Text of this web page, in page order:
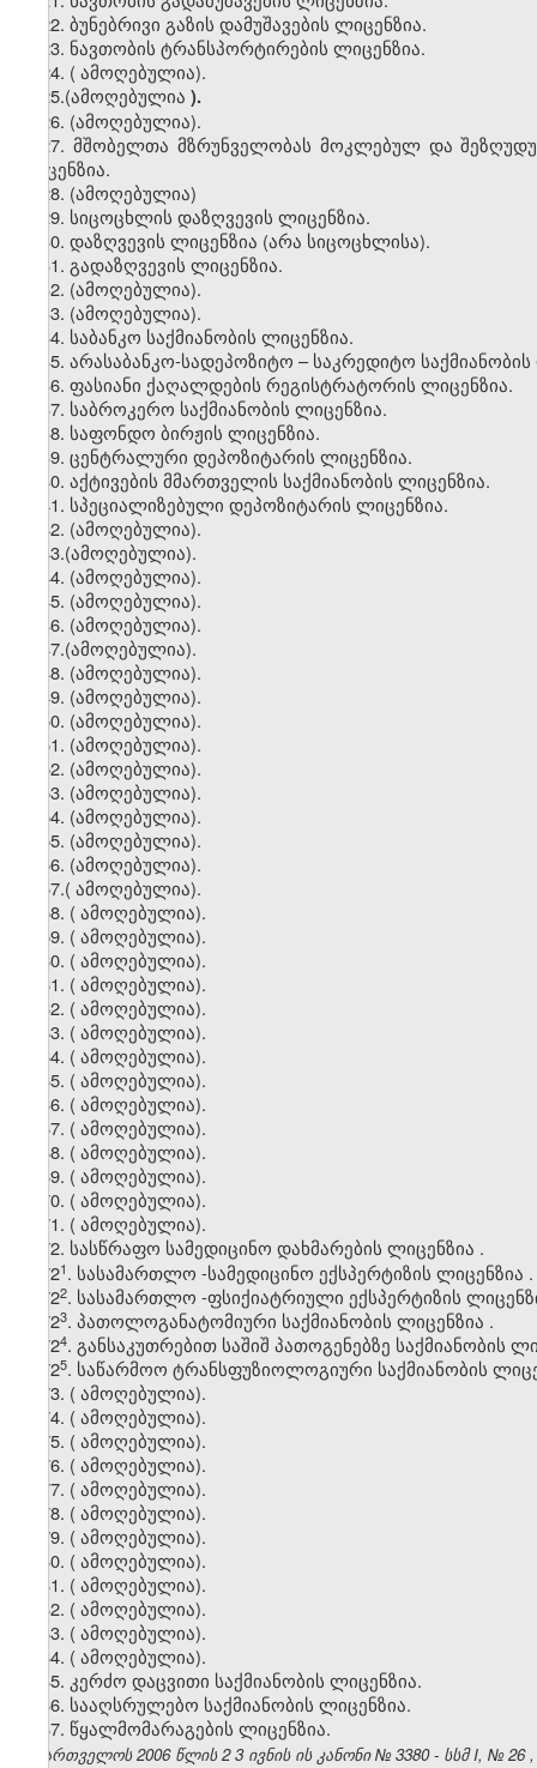
22. ბუნებრივი გაზის დამუშავების ლიცენზია.
23. ნავთობის ტრანსპორტირების ლიცენზია.
24. ( ამოღებულია).
25.(ამოღებულია ).
26. (ამოღებულია).
27. მშობელთა მზრუნველობას მოკლებულ და
ლიცენზია.
28. (ამოღებულია)
29. სიცოცხლის დაზღვევის ლიცენზია.
30. დაზღვევის ლიცენზია (არა სიცოცხლისა).
31. გადაზღვევის ლიცენზია.
32. (ამოღებულია).
33. (ამოღებულია).
34. საბანკო საქმიანობის ლიცენზია.
35. არასაბანკო-სადეპოზიტო – საკრედიტო
36. ფასიანი ქაღალდების რეგისტრატორის ლიცენზია.
37. საბროკერო საქმიანობის ლიცენზია.
38. საფონდო ბირჟის ლიცენზია.
39. ცენტრალური დეპოზიტარის ლიცენზია.
40. აქტივების მმართველის საქმიანობის ლიცენზია.
41. სპეციალიზებული დეპოზიტარის ლიცენზია.
42. (ამოღებულია).
43.(ამოღებულია).
44. (ამოღებულია).
45. (ამოღებულია).
46. (ამოღებულია).
47.(ამოღებულია).
48. (ამოღებულია).
49. (ამოღებულია).
50. (ამოღებულია).
51. (ამოღებულია).
52. (ამოღებულია).
53. (ამოღებულია).
54. (ამოღებულია).
55. (ამოღებულია).
56. (ამოღებულია).
57.( ამოღებულია).
58. ( ამოღებულია).
59. ( ამოღებულია).
60. ( ამოღებულია).
61. ( ამოღებულია).
62. ( ამოღებულია).
63. ( ამოღებულია).
64. ( ამოღებულია).
65. ( ამოღებულია).
66. ( ამოღებულია).
67. ( ამოღებულია).
68. ( ამოღებულია).
69. ( ამოღებულია).
70. ( ამოღებულია).
71. ( ამოღებულია).
72. სასწრაფო სამედიცინო დახმარების ლიცენზია .
72​1. სასამართლო -სამედიცინო ექსპერტიზის ლიცენზია .
72​2. სასამართლო -ფსიქიატრიული ექსპერტიზის
72​3. პათოლოგანატომიური საქმიანობის ლიცენზია .
72​4. განსაკუთრებით საშიშ პათოგენებზე საქმიანობის
72​5. საწარმოო ტრანსფუზიოლოგიური საქმიანობის
73. ( ამოღებულია).
74. ( ამოღებულია).
75. ( ამოღებულია).
76. ( ამოღებულია).
77. ( ამოღებულია).
78. ( ამოღებულია).
79. ( ამოღებულია).
80. ( ამოღებულია).
81. ( ამოღებულია).
82. ( ამოღებულია).
83. ( ამოღებულია).
84. ( ამოღებულია).
85. კერძო დაცვითი საქმიანობის ლიცენზია.
86. სააღსრულებო საქმიანობის ლიცენზია.
87. წყალმომარაგების ლიცენზია.
საქართველოს 2006 წლის 2 3 ივნის ის კანონი № 3380 - სსმ I, № 26